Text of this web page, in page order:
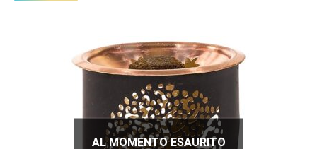
AL MOMENTO ESAURITO